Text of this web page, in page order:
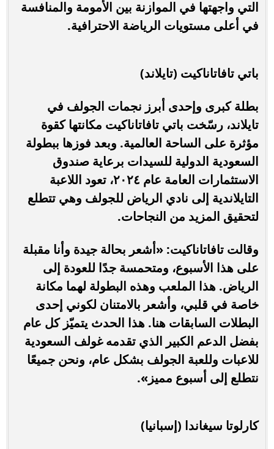
التي واجهتها في الموازنة بين الأمومة والمنافسة
في أعلى مستويات الرياضة الاحترافية.
باتي تافاتاناكيت (تايلاند)
بطلة كبرى وإحدى أبرز نجمات الجولف في
تايلاند، رسّخت باتي تافاتاناكيت مكانتها كقوة
مؤثرة على الساحة العالمية. وبعد فوزها ببطولة
السعودية الدولية للسيدات برعاية صندوق
الاستثمارات العامة عام ٢٠٢٤، تعود اللاعبة
التايلاندية إلى نادي الرياض للجولف وهي تتطلع
لتحقيق المزيد من النجاحات.
وقالت تافاتاناكيت: «أشعر بحالة جيدة وأنا مقبلة
على هذا الأسبوع، ومتحمسة جدًا للعودة إلى
الرياض. هذا الملعب وهذه البطولة لهما مكانة
خاصة في قلبي، وأشعر بالامتنان لكوني إحدى
البطلات السابقات هنا. هذا الحدث يتميّز كل عام
بفضل الدعم الكبير الذي تقدمه غولف السعودية
للاعبات وللعبة الجولف بشكل عام، ونحن جميعًا
نتطلع إلى أسبوع مميز».
كارلوتا سيغاندا (إسبانيا)